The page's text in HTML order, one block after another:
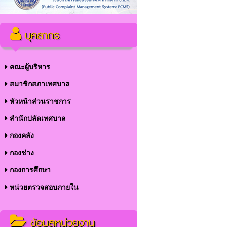
บุคลากร
คณะผู้บริหาร
สมาชิกสภาเทศบาล
หัวหน้าส่วนราชการ
สำนักปลัดเทศบาล
กองคลัง
กองช่าง
กองการศึกษา
หน่วยตรวจสอบภายใน
ข้อมูลหน่วยงาน